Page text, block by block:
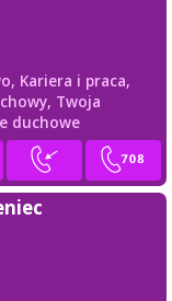
Kariera i praca,
Twoja
duchowe